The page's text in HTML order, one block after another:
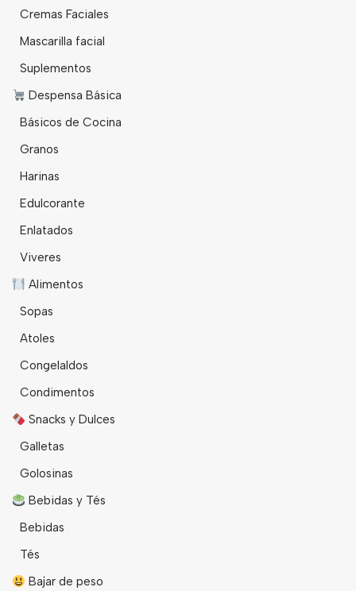
Cremas Faciales
Mascarilla facial
Suplementos
Despensa Básica
Básicos de Cocina
Granos
Harinas
Edulcorante
Enlatados
Viveres
Alimentos
Sopas
Atoles
Congelaldos
Condimentos
Snacks y Dulces
Galletas
Golosinas
Bebidas y Tés
Bebidas
Tés
Bajar de peso